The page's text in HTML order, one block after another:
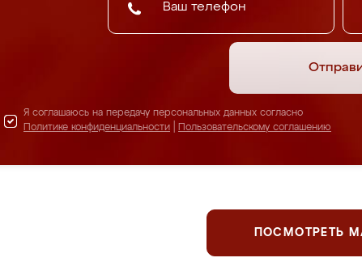
Я соглашаюсь на передачу персональных данных согласно
Политике конфиденциальности
Пользовательскому соглашению
ПОСМОТРЕТЬ